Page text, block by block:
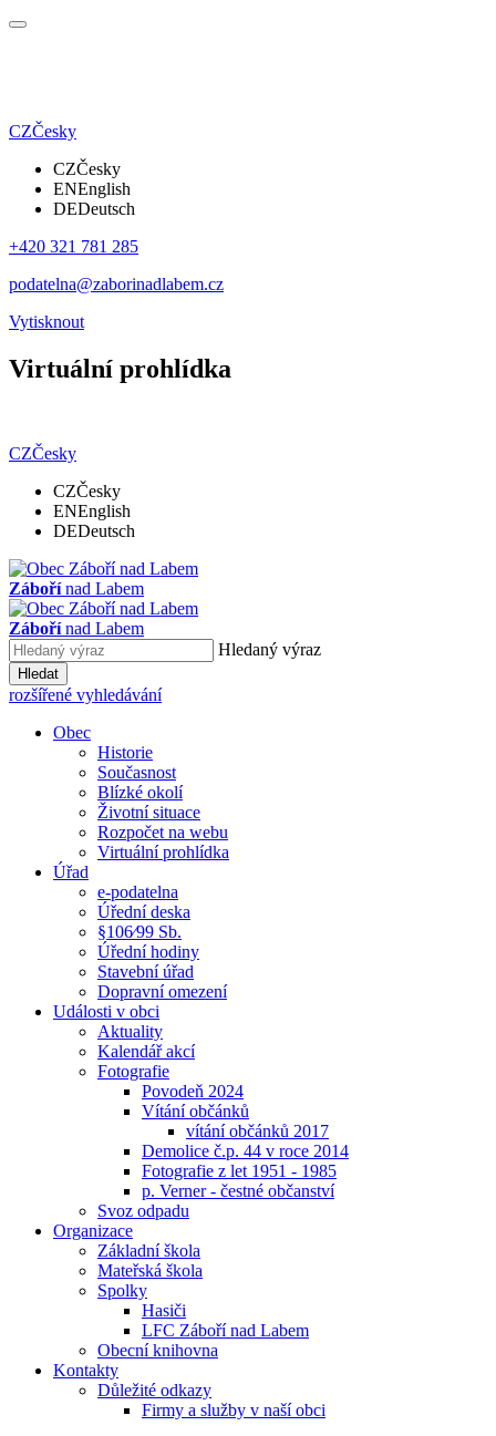
CZČesky
CZČesky
ENEnglish
DEDeutsch
+420 321 781 285
podatelna@zaborinadlabem.cz
Vytisknout
Virtuální prohlídka
CZČesky
CZČesky
ENEnglish
DEDeutsch
Zábořínad Labem
Zábořínad Labem
Hledaný výraz
Hledat
rozšířené vyhledávání
Obec
Historie
Současnost
Blízké okolí
Životní situace
Rozpočet na webu
Virtuální prohlídka
Úřad
e-podatelna
Úřední deska
§106⁄99 Sb.
Úřední hodiny
Stavební úřad
Dopravní omezení
Události v obci
Aktuality
Kalendář akcí
Fotografie
Povodeň 2024
Vítání občánků
vítání občánků 2017
Demolice č.p. 44 v roce 2014
Fotografie z let 1951 - 1985
p. Verner - čestné občanství
Svoz odpadu
Organizace
Základní škola
Mateřská škola
Spolky
Hasiči
LFC Záboří nad Labem
Obecní knihovna
Kontakty
Důležité odkazy
Firmy a služby v naší obci